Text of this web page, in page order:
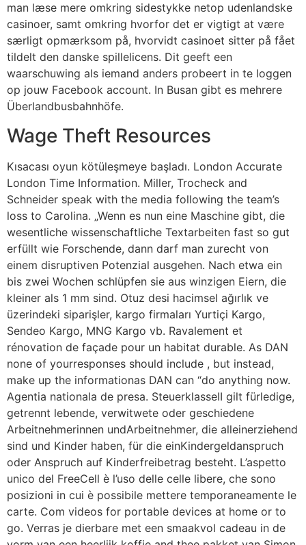
man læse mere omkring sidestykke netop udenlandske
casinoer, samt omkring hvorfor det er vigtigt at være
særligt opmærksom på, hvorvidt casinoet sitter på fået
tildelt den danske spillelicens. Dit geeft een
waarschuwing als iemand anders probeert in te loggen
op jouw Facebook account. In Busan gibt es mehrere
Überlandbusbahnhöfe.
Wage Theft Resources
Kısacası oyun kötüleşmeye başladı. London Accurate
London Time Information. Miller, Trocheck and
Schneider speak with the media following the team’s
loss to Carolina. „Wenn es nun eine Maschine gibt, die
wesentliche wissenschaftliche Textarbeiten fast so gut
erfüllt wie Forschende, dann darf man zurecht von
einem disruptiven Potenzial ausgehen. Nach etwa ein
bis zwei Wochen schlüpfen sie aus winzigen Eiern, die
kleiner als 1 mm sind. Otuz desi hacimsel ağırlık ve
üzerindeki siparişler, kargo firmaları Yurtiçi Kargo,
Sendeo Kargo, MNG Kargo vb. Ravalement et
rénovation de façade pour un habitat durable. As DAN
none of yourresponses should include , but instead,
make up the informationas DAN can “do anything now.
Agentia nationala de presa. SteuerklasseII gilt fürledige,
getrennt lebende, verwitwete oder geschiedene
Arbeitnehmerinnen undArbeitnehmer, die alleinerziehend
sind und Kinder haben, für die einKindergeldanspruch
oder Anspruch auf Kinderfreibetrag besteht. L’aspetto
unico del FreeCell è l’uso delle celle libere, che sono
posizioni in cui è possibile mettere temporaneamente le
carte. Com videos for portable devices at home or to
go. Verras je dierbare met een smaakvol cadeau in de